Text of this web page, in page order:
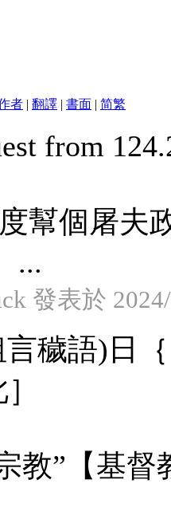
者 | 翻譯 | 書面 | 简繁
from
幫個屠夫
...
發表於
言穢語)日
教”【基督